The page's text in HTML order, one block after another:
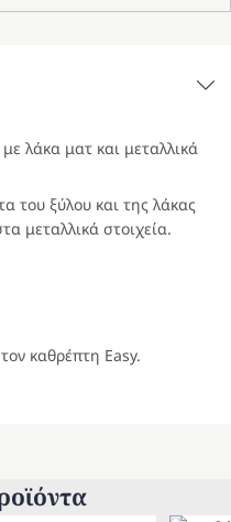
λάκα ματ και μεταλλικά
του ξύλου και της λάκας
μεταλλικά στοιχεία.
καθρέπτη Easy.